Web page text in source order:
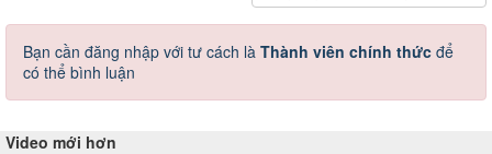
Bạn cần đăng nhập với tư cách là Thành viên chính thức để
có thể bình luận
Video mới hơn